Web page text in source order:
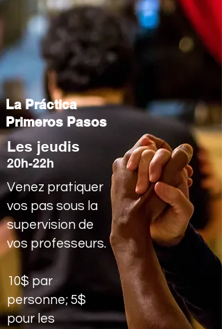
La Práctica
Primeros Pasos
Les jeudis
20h-22h
Venez pratiquer
vos pas sous la
supervision de
vos professeurs.
10$ par
personne; 5$
pour les